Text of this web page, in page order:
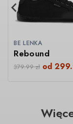
BE LENKA
Rebound
379.99zł od